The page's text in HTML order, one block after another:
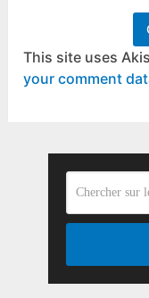
This site uses
your comment